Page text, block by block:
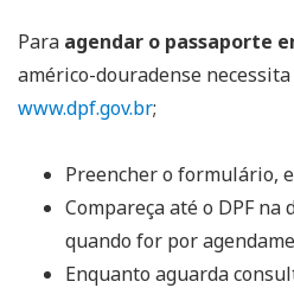
Para agendar o passaporte
américo-douradense necessita
www.dpf.gov.br;
Preencher o formulário,
Compareça até o DPF na
quando for por
Enquanto aguarda